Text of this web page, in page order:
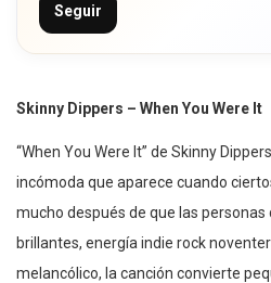
Seguir
Skinny Dippers – When You Were It
“When You Were It” de Skinny
incómoda que aparece cuando
mucho después de que las
brillantes, energía indie rock
melancólico, la canción convierte